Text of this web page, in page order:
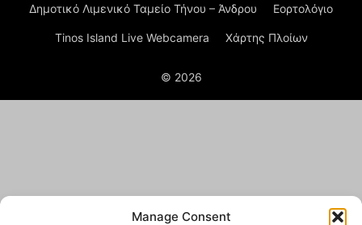
Manage Consent
Δημοτικό Λιμενικό Ταμείο Τήνου – Άνδρου Εορτολόγιο
Tinos Island Live Webcamera Χάρτης Πλοίων
© 2026